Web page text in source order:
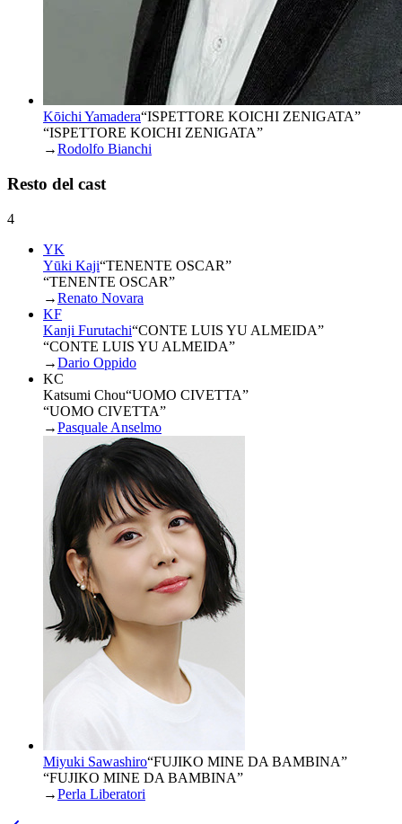
Kōichi Yamadera“ISPETTORE KOICHI ZENIGATA”
“ISPETTORE KOICHI ZENIGATA”
→Rodolfo Bianchi
Resto del cast
4
YK
Yūki Kaji“TENENTE OSCAR”
“TENENTE OSCAR”
→Renato Novara
KF
Kanji Furutachi“CONTE LUIS YU ALMEIDA”
“CONTE LUIS YU ALMEIDA”
→Dario Oppido
KC
Katsumi Chou“UOMO CIVETTA”
“UOMO CIVETTA”
→Pasquale Anselmo
Miyuki Sawashiro“FUJIKO MINE DA BAMBINA”
“FUJIKO MINE DA BAMBINA”
→Perla Liberatori